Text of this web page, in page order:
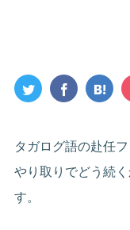
タガログ語の赴任
やり取りでどう続
す。